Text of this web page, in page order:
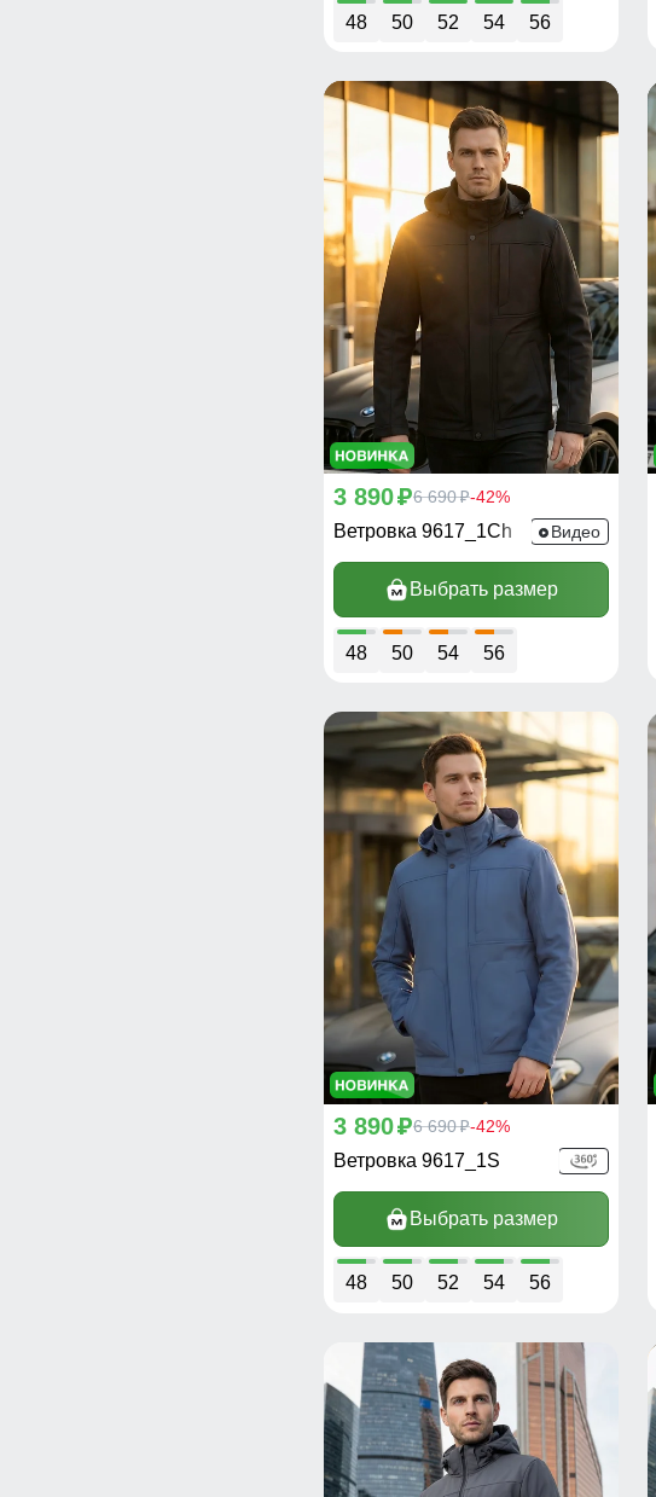
48 50 52 54 56
3 890p6 690p-42%
Ветровка 9617_1Ch Видео
Выбрать размер
48 50 54 56
3 890p6 690p-42%
Ветровка 9617_1S
Выбрать размер
48 50 52 54 56